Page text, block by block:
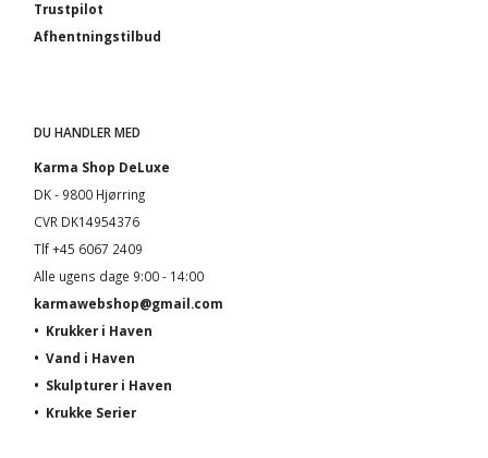
Trustpilot
Afhentningstilbud
DU HANDLER MED
Karma Shop DeLuxe
DK - 9800 Hjørring
CVR DK14954376
Tlf +45 6067 2409
Alle ugens dage 9:00 - 14:00
karmawebshop@gmail.com
• Krukker i Haven
• Vand i Haven
• Skulpturer i Haven
• Krukke Serier